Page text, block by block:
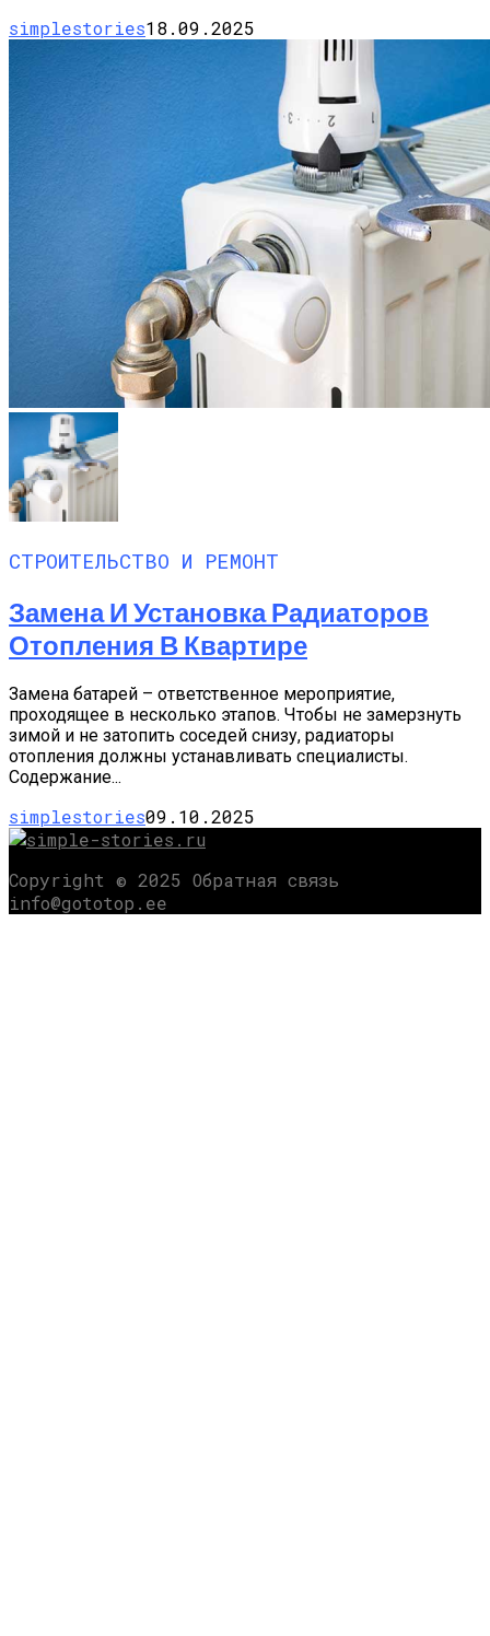
simplestories18.09.2025
СТРОИТЕЛЬСТВО И РЕМОНТ
Замена И Установка Радиаторов
Отопления В Квартире
Замена батарей – ответственное мероприятие,
проходящее в несколько этапов. Чтобы не замерзнуть
зимой и не затопить соседей снизу, радиаторы
отопления должны устанавливать специалисты.
Содержание...
simplestories09.10.2025
Copyright © 2025 Обратная связь
info@gototop.ee